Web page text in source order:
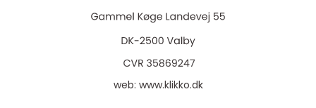
web: www.klikko.dk